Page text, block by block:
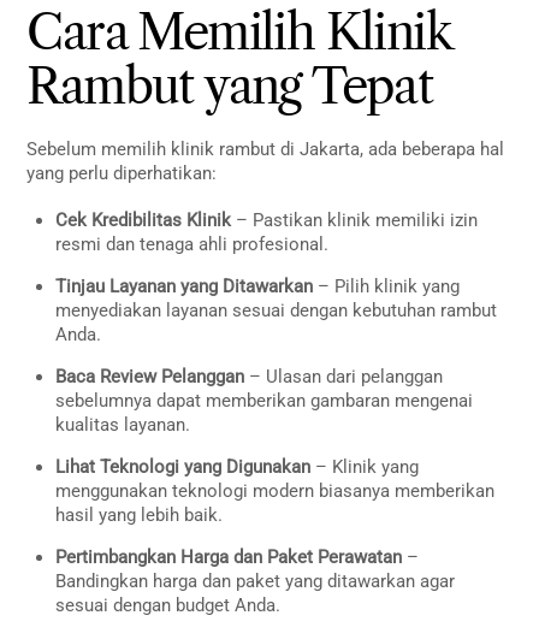
Cara Memilih Klinik
Rambut yang Tepat
Sebelum memilih klinik rambut di Jakarta, ada beberapa hal
yang perlu diperhatikan:
Cek Kredibilitas Klinik– Pastikan klinik memiliki izin
resmi dan tenaga ahli profesional.
Tinjau Layanan yang Ditawarkan – Pilih klinik yang
menyediakan layanan sesuai dengan kebutuhan rambut
Anda.
Baca Review Pelanggan – Ulasan dari pelanggan
sebelumnya dapat memberikan gambaran mengenai
kualitas layanan.
Lihat Teknologi yang Digunakan – Klinik yang
menggunakan teknologi modern biasanya memberikan
hasil yang lebih baik.
Pertimbangkan Harga dan Paket Perawatan –
Bandingkan harga dan paket yang ditawarkan agar
sesuai dengan budget Anda.